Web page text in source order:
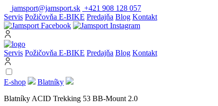
jamsport@jamsport.sk +421 908 128 057
Servis Požičovňa E-BIKE Predajňa Blog Kontakt
Servis Požičovňa E-BIKE Predajňa Blog Kontakt
E-shop
Blatníky
Blatníky ACID Trekking 53 BB-Mount 2.0